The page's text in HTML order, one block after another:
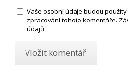
Vaše osobní údaje budou
zpracování tohoto komentáře.
údajů